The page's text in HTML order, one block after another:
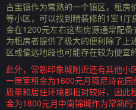
古里镇作为常熟的一个镇区，租房
等小区，可以找到精装修的1室1
金在1200元左右这些房源通常配备
为租房者提供了极大的便利除了上
区或偏远地段也可能存在较为便宜
此外，常熟印象城附近还有其他小
一居室租金为1600元月薇尼诗花
质量和居住环境都相对较好，因此
金为1800元月中南锦城作为常熟